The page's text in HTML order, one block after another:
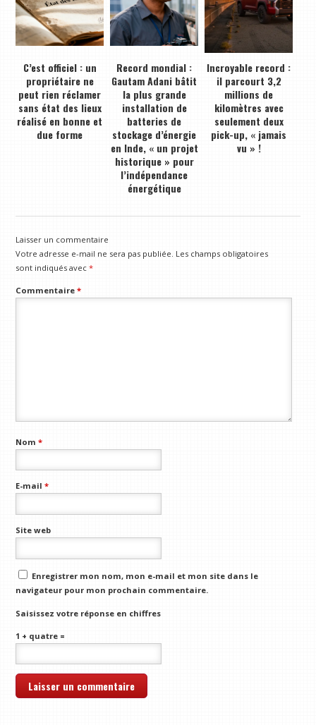
C’est officiel : un
propriétaire ne
peut rien réclamer
sans état des lieux
réalisé en bonne et
due forme
Record mondial :
Gautam Adani bâtit
la plus grande
installation de
batteries de
stockage d’énergie
en Inde, « un projet
historique » pour
l’indépendance
énergétique
Incroyable record :
il parcourt 3,2
millions de
kilomètres avec
seulement deux
pick-up, « jamais
vu » !
Laisser un commentaire
Votre adresse e-mail ne sera pas publiée. Les champs obligatoires
sont indiqués avec*
Commentaire*
Nom*
E-mail*
Site web
Enregistrer mon nom, mon e-mail et mon site dans le
navigateur pour mon prochain commentaire.
Saisissez votre réponse en chiffres
1 + quatre =